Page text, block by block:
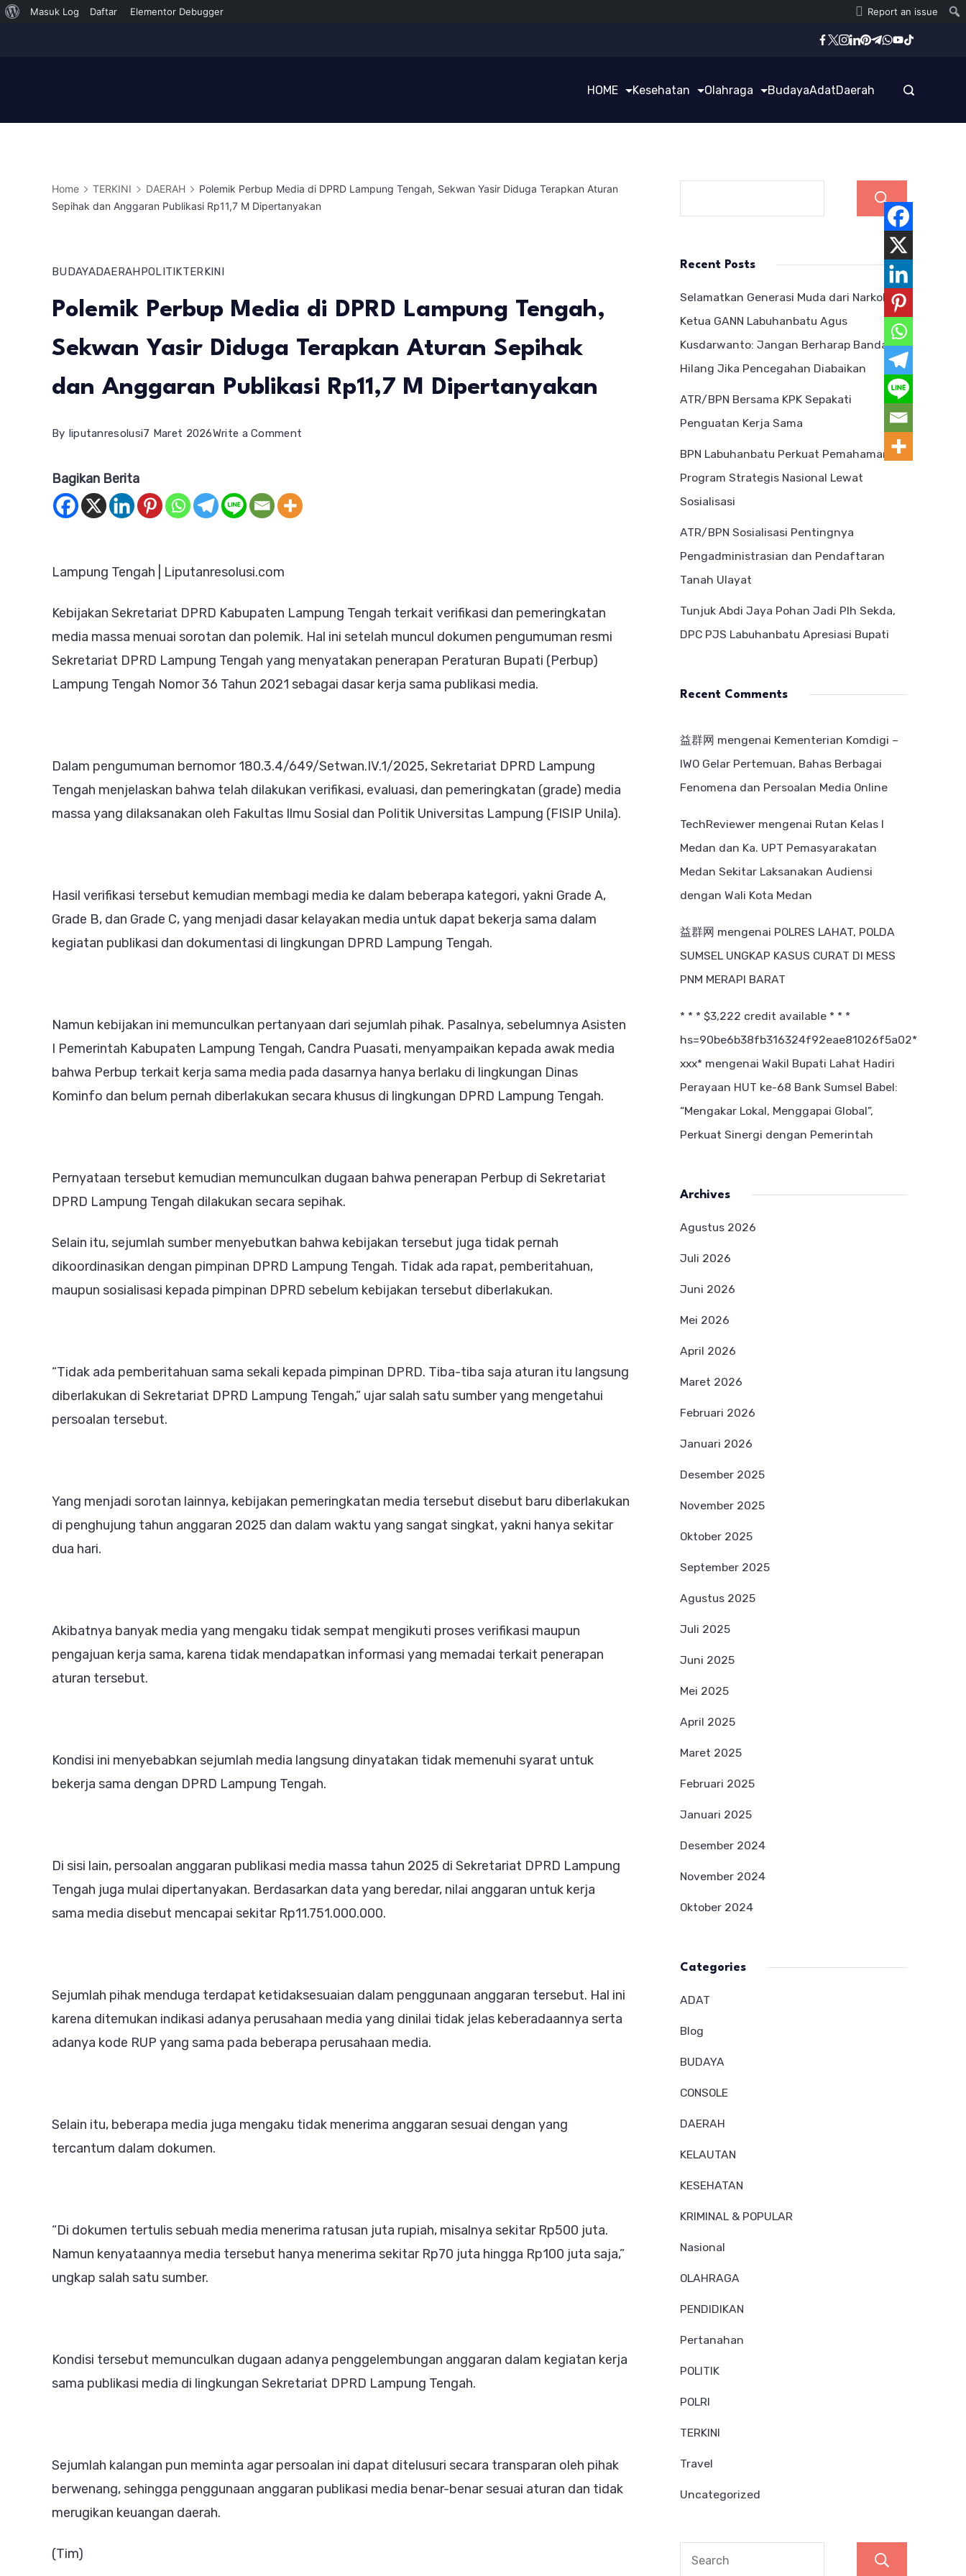
Tentang
Masuk Log Daftar Elementor Debugger Report an issue
HOME Kesehatan Olahraga BudayaAdatDaerah
Home TERKINI DAERAH
Polemik Perbup Media di DPRD Lampung Tengah, Sekwan Yasir Diduga Terapkan Aturan
Sepihak dan Anggaran Publikasi Rp11,7 M Dipertanyakan
BUDAYADAERAHPOLITIKTERKINI
Polemik Perbup Media di DPRD Lampung Tengah,
Sekwan Yasir Diduga Terapkan Aturan Sepihak
dan Anggaran Publikasi Rp11,7 M Dipertanyakan
By liputanresolusi7 Maret 2026Write a Comment
Media
Sekwan
Diduga
Terapkan
dan
Anggaran
Publikasi
Bagikan Berita
Lampung Tengah | Liputanresolusi.com
Kebijakan Sekretariat DPRD Kabupaten Lampung Tengah terkait verifikasi dan pemeringkatan
media massa menuai sorotan dan polemik. Hal ini setelah muncul dokumen pengumuman resmi
Sekretariat DPRD Lampung Tengah yang menyatakan penerapan Peraturan Bupati (Perbup)
Lampung Tengah Nomor 36 Tahun 2021 sebagai dasar kerja sama publikasi media.
Dalam pengumuman bernomor 180.3.4/649/Setwan.IV.1/2025, Sekretariat DPRD Lampung
Tengah menjelaskan bahwa telah dilakukan verifikasi, evaluasi, dan pemeringkatan (grade) media
massa yang dilaksanakan oleh Fakultas Ilmu Sosial dan Politik Universitas Lampung (FISIP Unila).
Hasil verifikasi tersebut kemudian membagi media ke dalam beberapa kategori, yakni Grade A,
Grade B, dan Grade C, yang menjadi dasar kelayakan media untuk dapat bekerja sama dalam
kegiatan publikasi dan dokumentasi di lingkungan DPRD Lampung Tengah.
Namun kebijakan ini memunculkan pertanyaan dari sejumlah pihak. Pasalnya, sebelumnya Asisten
I Pemerintah Kabupaten Lampung Tengah, Candra Puasati, menyampaikan kepada awak media
bahwa Perbup terkait kerja sama media pada dasarnya hanya berlaku di lingkungan Dinas
Kominfo dan belum pernah diberlakukan secara khusus di lingkungan DPRD Lampung Tengah.
Pernyataan tersebut kemudian memunculkan dugaan bahwa penerapan Perbup di Sekretariat
DPRD Lampung Tengah dilakukan secara sepihak.
Selain itu, sejumlah sumber menyebutkan bahwa kebijakan tersebut juga tidak pernah
dikoordinasikan dengan pimpinan DPRD Lampung Tengah. Tidak ada rapat, pemberitahuan,
maupun sosialisasi kepada pimpinan DPRD sebelum kebijakan tersebut diberlakukan.
“Tidak ada pemberitahuan sama sekali kepada pimpinan DPRD. Tiba-tiba saja aturan itu langsung
diberlakukan di Sekretariat DPRD Lampung Tengah,” ujar salah satu sumber yang mengetahui
persoalan tersebut.
Yang menjadi sorotan lainnya, kebijakan pemeringkatan media tersebut disebut baru diberlakukan
di penghujung tahun anggaran 2025 dan dalam waktu yang sangat singkat, yakni hanya sekitar
dua hari.
Akibatnya banyak media yang mengaku tidak sempat mengikuti proses verifikasi maupun
pengajuan kerja sama, karena tidak mendapatkan informasi yang memadai terkait penerapan
aturan tersebut.
Kondisi ini menyebabkan sejumlah media langsung dinyatakan tidak memenuhi syarat untuk
bekerja sama dengan DPRD Lampung Tengah.
Di sisi lain, persoalan anggaran publikasi media massa tahun 2025 di Sekretariat DPRD Lampung
Tengah juga mulai dipertanyakan. Berdasarkan data yang beredar, nilai anggaran untuk kerja
sama media disebut mencapai sekitar Rp11.751.000.000.
Sejumlah pihak menduga terdapat ketidaksesuaian dalam penggunaan anggaran tersebut. Hal ini
karena ditemukan indikasi adanya perusahaan media yang dinilai tidak jelas keberadaannya serta
adanya kode RUP yang sama pada beberapa perusahaan media.
Selain itu, beberapa media juga mengaku tidak menerima anggaran sesuai dengan yang
tercantum dalam dokumen.
“Di dokumen tertulis sebuah media menerima ratusan juta rupiah, misalnya sekitar Rp500 juta.
Namun kenyataannya media tersebut hanya menerima sekitar Rp70 juta hingga Rp100 juta saja,”
ungkap salah satu sumber.
Kondisi tersebut memunculkan dugaan adanya penggelembungan anggaran dalam kegiatan kerja
sama publikasi media di lingkungan Sekretariat DPRD Lampung Tengah.
Sejumlah kalangan pun meminta agar persoalan ini dapat ditelusuri secara transparan oleh pihak
berwenang, sehingga penggunaan anggaran publikasi media benar-benar sesuai aturan dan tidak
merugikan keuangan daerah.
(Tim)
Recent Posts
Selamatkan Generasi Muda dari Narkoba,
Ketua GANN Labuhanbatu Agus
Kusdarwanto: Jangan Berharap Bandar
Hilang Jika Pencegahan Diabaikan
ATR/BPN Bersama KPK Sepakati
Penguatan Kerja Sama
BPN Labuhanbatu Perkuat Pemahaman
Program Strategis Nasional Lewat
Sosialisasi
ATR/BPN Sosialisasi Pentingnya
Pengadministrasian dan Pendaftaran
Tanah Ulayat
Tunjuk Abdi Jaya Pohan Jadi Plh Sekda,
DPC PJS Labuhanbatu Apresiasi Bupati
Recent Comments
益群网 mengenai Kementerian Komdigi –
IWO Gelar Pertemuan, Bahas Berbagai
Fenomena dan Persoalan Media Online
TechReviewer mengenai Rutan Kelas I
Medan dan Ka. UPT Pemasyarakatan
Medan Sekitar Laksanakan Audiensi
dengan Wali Kota Medan
益群网 mengenai POLRES LAHAT, POLDA
SUMSEL UNGKAP KASUS CURAT DI MESS
PNM MERAPI BARAT
* * * $3,222 credit available * * *
hs=90be6b38fb316324f92eae81026f5a02*
ххх* mengenai Wakil Bupati Lahat Hadiri
Perayaan HUT ke-68 Bank Sumsel Babel:
“Mengakar Lokal, Menggapai Global”,
Perkuat Sinergi dengan Pemerintah
Archives
Agustus 2026
Juli 2026
Juni 2026
Mei 2026
April 2026
Maret 2026
Februari 2026
Januari 2026
Desember 2025
November 2025
Oktober 2025
September 2025
Agustus 2025
Juli 2025
Juni 2025
Mei 2025
April 2025
Maret 2025
Februari 2025
Januari 2025
Desember 2024
November 2024
Oktober 2024
Categories
ADAT
Blog
BUDAYA
CONSOLE
DAERAH
KELAUTAN
KESEHATAN
KRIMINAL & POPULAR
Nasional
OLAHRAGA
PENDIDIKAN
Pertanahan
POLITIK
POLRI
TERKINI
Travel
Uncategorized